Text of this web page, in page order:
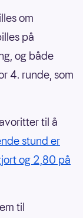
om
på
og både
4. runde, som
til å
stund er
og 2,80 på
til